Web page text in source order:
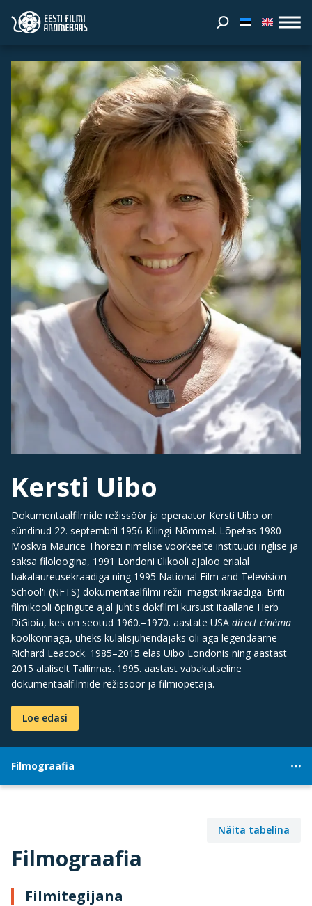
Kersti Uibo
Dokumentaalfilmide režissöör ja operaator Kersti Uibo on
sündinud 22. septembril 1956 Kilingi-Nõmmel. Lõpetas 1980
Moskva Maurice Thorezi nimelise võõrkeelte instituudi inglise ja
saksa filoloogina, 1991 Londoni ülikooli ajaloo erialal
bakalaureusekraadiga ning 1995 National Film and Television
School'i (NFTS) dokumentaalfilmi režii magistrikraadiga. Briti
filmikooli õpingute ajal juhtis dokfilmi kursust itaallane Herb
DiGioia, kes on seotud 1960.–1970. aastate USA direct cinéma
koolkonnaga, üheks külalisjuhendajaks oli aga legendaarne
Richard Leacock. 1985–2015 elas Uibo Londonis ning aastast
2015 alaliselt Tallinnas. 1995. aastast vabakutseline
dokumentaalfilmide režissöör ja filmiõpetaja.
Loe edasi
Filmograafia
Filmograafia
Näita tabelina
Filmitegijana